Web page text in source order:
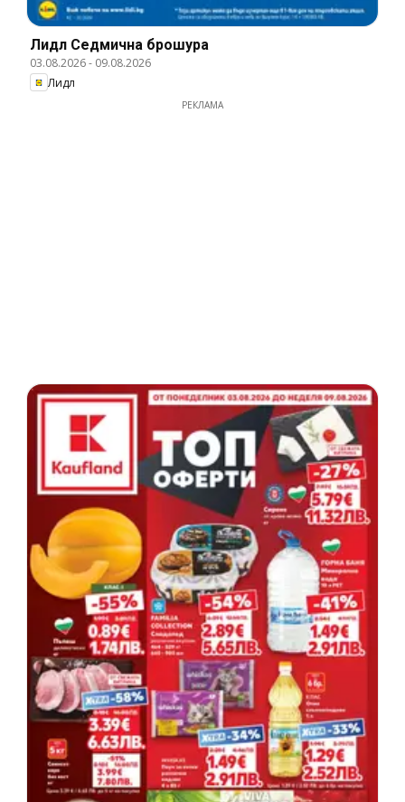
Лидл Cедмична брошура
03.08.2026- 09.08.2026
Лидл
РЕКЛАМА